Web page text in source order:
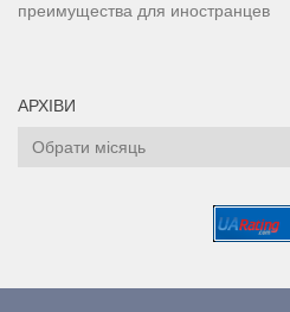
преимущества для иностранцев
АРХІВИ
Архіви